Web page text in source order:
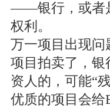
——银行，或者
权利。
万一项目出现问
项目拍卖了，银
资人的，可能“
优质的项目会给